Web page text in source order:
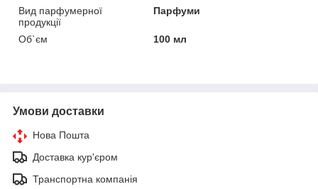
Вид парфумерної
продукції
Парфуми
Об`єм 100 мл
Умови доставки
Нова Пошта
Доставка кур'єром
Транспортна компанія